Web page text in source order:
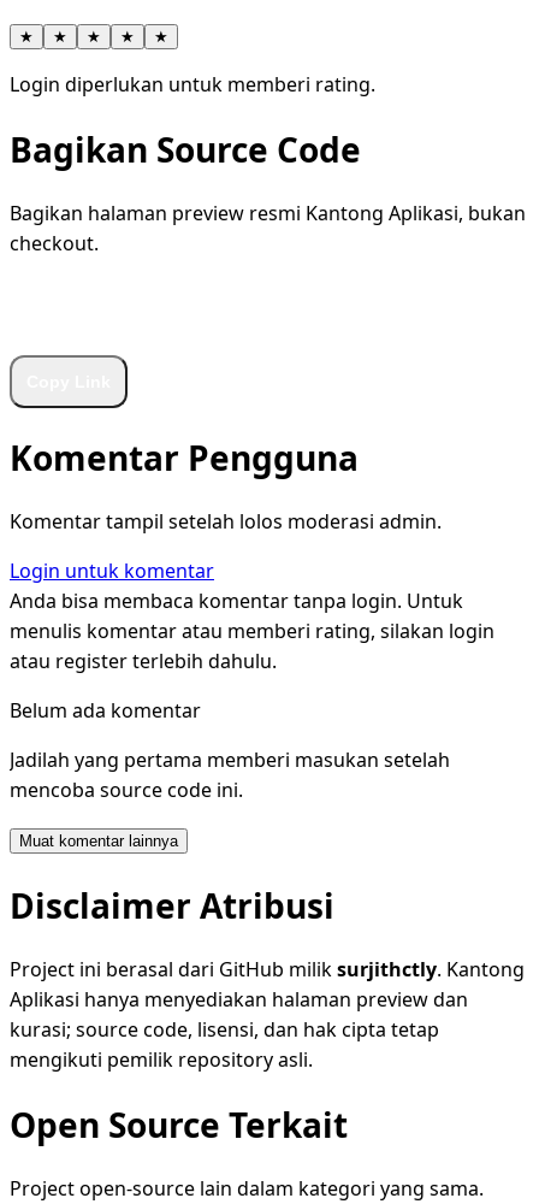
★ ★ ★ ★ ★
Login diperlukan untuk memberi rating.
Bagikan Source Code
Bagikan halaman preview resmi Kantong Aplikasi, bukan
checkout.
Komentar Pengguna
Komentar tampil setelah lolos moderasi admin.
Login untuk komentar
Anda bisa membaca komentar tanpa login. Untuk
menulis komentar atau memberi rating, silakan login
atau register terlebih dahulu.
Belum ada komentar
Jadilah yang pertama memberi masukan setelah
mencoba source code ini.
Muat komentar lainnya
Disclaimer Atribusi
Project ini berasal dari GitHub miliksurjithctly. Kantong
Aplikasi hanya menyediakan halaman preview dan
kurasi; source code, lisensi, dan hak cipta tetap
mengikuti pemilik repository asli.
Open Source Terkait
Project open-source lain dalam kategori yang sama.